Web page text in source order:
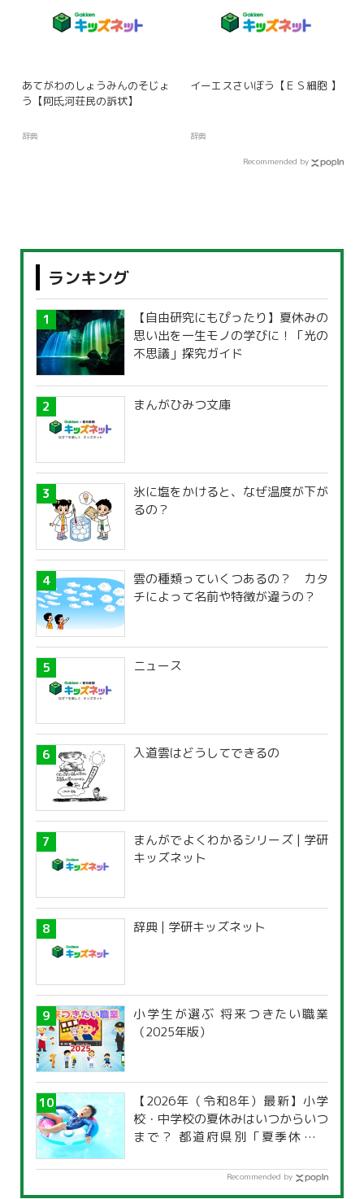
あてがわのしょうみんのそじょ
う【阿氐河荘民の訴状】
辞典
イーエスさいぼう【ＥＳ細胞 】
辞典
Recommended by
ランキング
【自由研究にもぴったり】夏休みの
思い出を一生モノの学びに！「光の
不思議」探究ガイド
まんがひみつ文庫
氷に塩をかけると、なぜ温度が下が
るの？
雲の種類っていくつあるの？ カタ
チによって名前や特徴が違うの？
ニュース
入道雲はどうしてできるの
まんがでよくわかるシリーズ | 学研
キッズネット
辞典 | 学研キッズネット
小学生が選ぶ 将来つきたい職業
（2025年版）
【2026年（令和8年）最新】小学
校・中学校の夏休みはいつからいつ
まで？ 都道府県別「夏季休暇一
Recommended by